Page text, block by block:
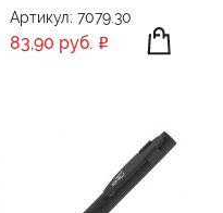
Артикул: 7079.30
83,90 руб.